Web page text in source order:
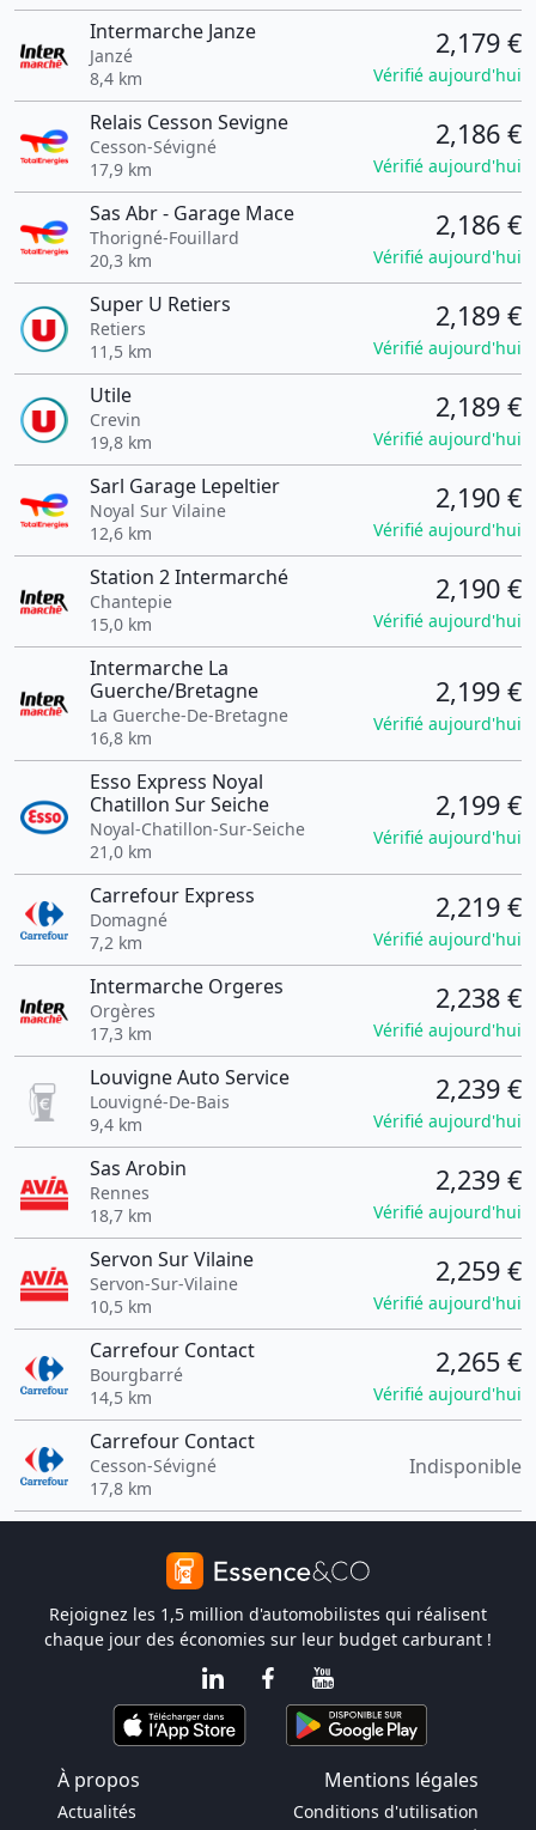
Intermarche Janze
Janzé
8,4 km
2,179 €
Vérifié aujourd'hui
Relais Cesson Sevigne
Cesson-Sévigné
17,9 km
2,186 €
Vérifié aujourd'hui
Sas Abr - Garage Mace
Thorigné-Fouillard
20,3 km
2,186 €
Vérifié aujourd'hui
Super U Retiers
Retiers
11,5 km
2,189 €
Vérifié aujourd'hui
Utile
Crevin
19,8 km
2,189 €
Vérifié aujourd'hui
Sarl Garage Lepeltier
Noyal Sur Vilaine
12,6 km
2,190 €
Vérifié aujourd'hui
Station 2 Intermarché
Chantepie
15,0 km
2,190 €
Vérifié aujourd'hui
Intermarche La
Guerche/Bretagne
La Guerche-De-Bretagne
16,8 km
2,199 €
Vérifié aujourd'hui
Esso Express Noyal
Chatillon Sur Seiche
Noyal-Chatillon-Sur-Seiche
21,0 km
2,199 €
Vérifié aujourd'hui
Carrefour Express
Domagné
7,2 km
2,219 €
Vérifié aujourd'hui
Intermarche Orgeres
Orgères
17,3 km
2,238 €
Vérifié aujourd'hui
Louvigne Auto Service
Louvigné-De-Bais
9,4 km
2,239 €
Vérifié aujourd'hui
Sas Arobin
Rennes
18,7 km
2,239 €
Vérifié aujourd'hui
Servon Sur Vilaine
Servon-Sur-Vilaine
10,5 km
2,259 €
Vérifié aujourd'hui
Carrefour Contact
Bourgbarré
14,5 km
2,265 €
Vérifié aujourd'hui
Carrefour Contact
Cesson-Sévigné
17,8 km
Indisponible
Rejoignez les 1,5 million d'automobilistes qui réalisent
chaque jour des économies sur leur budget carburant !
À propos Mentions légales
Actualités
Conditions d'utilisation